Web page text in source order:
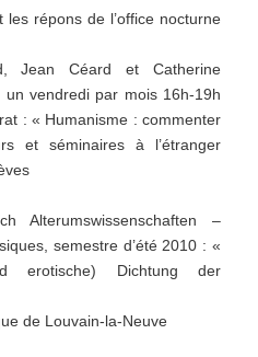
répons de l’office nocturne
Jean Céard et Catherine
vendredi par mois 16h-19h
: « Humanisme : commenter
et séminaires à l’étranger
Alterumswissenschaften –
semestre d’été 2010 : «
erotische) Dichtung der
de Louvain-la-Neuve